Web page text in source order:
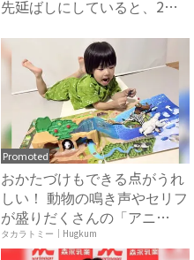
先延ばしにしていると、2人
Promoted
おかたづけもできる点がうれ
しい！ 動物の鳴き声やセリフ
が盛りだくさんの「アニ
ア ...
タカラトミー｜Hugkum